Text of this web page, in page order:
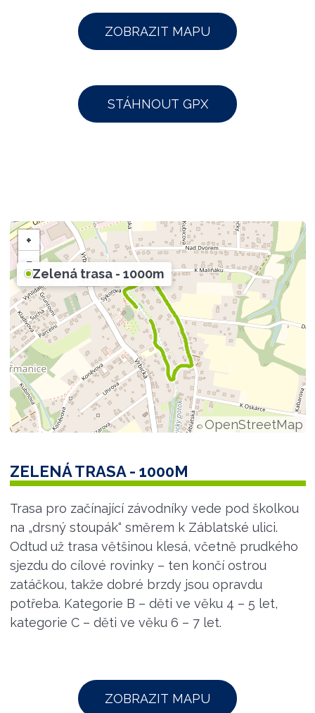
ZOBRAZIT MAPU
STÁHNOUT GPX
+
−
© OpenStreetMap
Zelená trasa - 1000m
ZELENÁ TRASA - 1000M
Trasa pro začínající závodníky vede pod školkou
na „drsný stoupák“ směrem k Záblatské ulici.
Odtud už trasa většinou klesá, včetně prudkého
sjezdu do cílové rovinky – ten končí ostrou
zatáčkou, takže dobré brzdy jsou opravdu
potřeba. Kategorie B – děti ve věku 4 – 5 let,
kategorie C – děti ve věku 6 – 7 let.
ZOBRAZIT MAPU